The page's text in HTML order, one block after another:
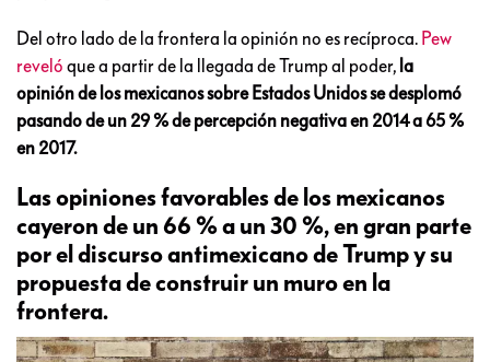
Del otro lado de la frontera la opinión no es recíproca. Pew
reveló que a partir de la llegada de Trump al poder, la
opinión de los mexicanos sobre Estados Unidos se desplomó
pasando de un 29 % de percepción negativa en 2014 a 65 %
en 2017.
Las opiniones favorables de los mexicanos
cayeron de un 66 % a un 30 %, en gran parte
por el discurso antimexicano de Trump y su
propuesta de construir un muro en la
frontera.